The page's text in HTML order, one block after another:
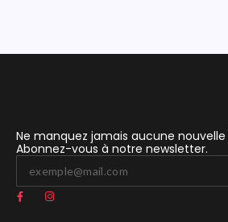
Ne manquez jamais aucune
Abonnez-vous à notre newsletter.